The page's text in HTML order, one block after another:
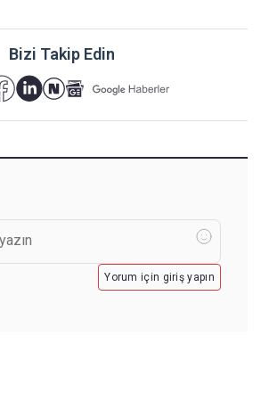
Bizi Takip Edin
Yorum için giriş yapın